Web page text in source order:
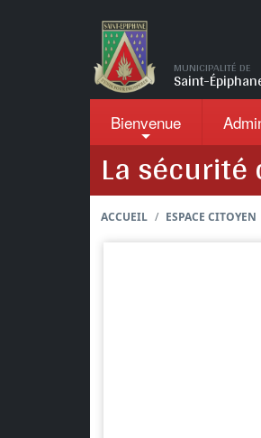
MUNICIPALITÉ DE
Saint-
Bienvenue
La sécurité
ACCUEIL ESPACE CITOYEN